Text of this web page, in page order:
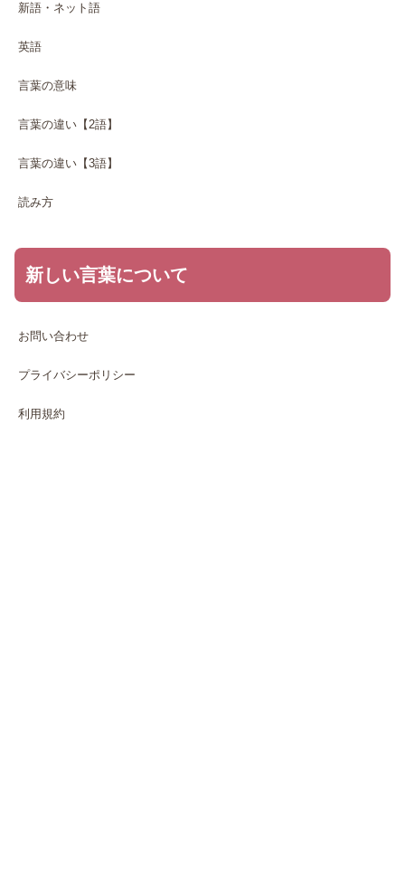
新語・ネット語
英語
言葉の意味
言葉の違い【2語】
言葉の違い【3語】
読み方
新しい言葉について
お問い合わせ
プライバシーポリシー
利用規約